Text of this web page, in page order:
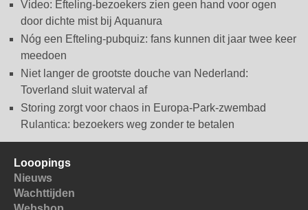
Video: Efteling-bezoekers zien geen hand voor ogen
door dichte mist bij Aquanura
Nóg een Efteling-pubquiz: fans kunnen dit jaar twee keer
meedoen
Niet langer de grootste douche van Nederland:
Toverland sluit waterval af
Storing zorgt voor chaos in Europa-Park-zwembad
Rulantica: bezoekers weg zonder te betalen
Looopings
Nieuws
Wachttijden